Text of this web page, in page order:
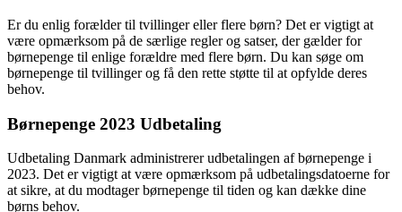
Er du enlig forælder til tvillinger eller flere børn? Det er vigtigt at
være opmærksom på de særlige regler og satser, der gælder for
børnepenge til enlige forældre med flere børn. Du kan søge om
børnepenge til tvillinger og få den rette støtte til at opfylde deres
behov.
Børnepenge 2023 Udbetaling
Udbetaling Danmark administrerer udbetalingen af børnepenge i
2023. Det er vigtigt at være opmærksom på udbetalingsdatoerne for
at sikre, at du modtager børnepenge til tiden og kan dække dine
børns behov.